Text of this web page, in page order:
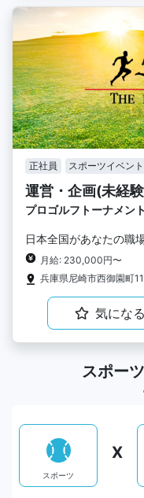
正社員 スポーツイベン
運営・企画(未経
プロゴルフトーナメント
日本全国があなたの職
月給: 230,000円〜
兵庫県尼崎市西御園町
気になる
スポー
スポーツ
X